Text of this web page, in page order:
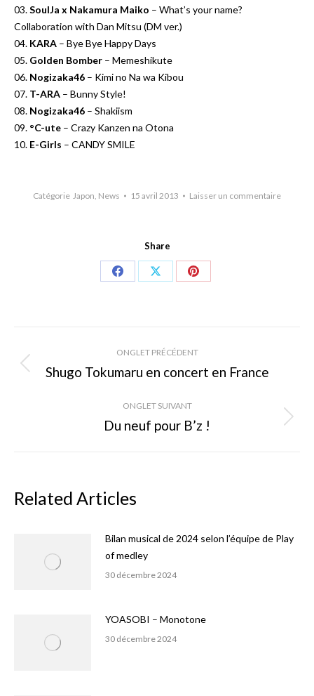
03.SoulJa x Nakamura Maiko – What’s your name?
Collaboration with Dan Mitsu (DM ver.)
04. KARA – Bye Bye Happy Days
05. Golden Bomber – Memeshikute
06. Nogizaka46 – Kimi no Na wa Kibou
07. T-ARA – Bunny Style!
08. Nogizaka46 – Shakiism
09. °C-ute – Crazy Kanzen na Otona
10. E-Girls – CANDY SMILE
Catégorie Japon, News 15 avril 2013 Laisser un commentaire
Share
Share
Share
Share
Navigation
de
commentaire
ONGLET PRÉCÉDENT
Onglet
Shugo Tokumaru en concert en France
ONGLET SUIVANT
Onglet
Du neuf pour B’z !
Related Articles
Bilan musical de 2024 selon l’équipe de Play
of medley
30 décembre 2024
YOASOBI – Monotone
30 décembre 2024